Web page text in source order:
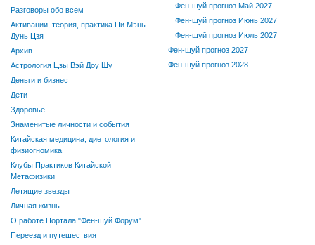
Разговоры обо всем
Активации, теория, практика Ци Мэнь
Дунь Цзя
Архив
Астрология Цзы Вэй Доу Шу
Деньги и бизнес
Дети
Здоровье
Знаменитые личности и события
Китайская медицина, диетология и
физиогномика
Клубы Практиков Китайской
Метафизики
Летящие звезды
Личная жизнь
О работе Портала "Фен-шуй Форум"
Переезд и путешествия
Фен-шуй прогноз Май 2027
Фен-шуй прогноз Июнь 2027
Фен-шуй прогноз Июль 2027
Фен-шуй прогноз 2027
Фен-шуй прогноз 2028